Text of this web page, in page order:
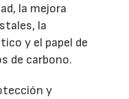
la mejora
la
y el papel de
de carbono.
y